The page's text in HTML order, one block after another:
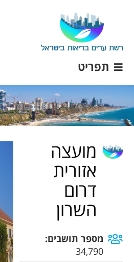
תפריט
מועצה
אזורית
דרום
השרון
מספר תושבים:
34,790